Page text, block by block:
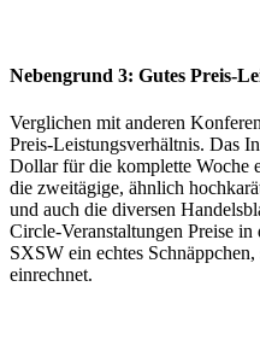
Nebengrund 3: Gutes Preis-
Verglichen mit anderen
Preis-Leistungsverhältnis. Das
Dollar für die komplette Woche
die zweitägige, ähnlich
und auch die diversen
Circle-Veranstaltungen Preise
SXSW ein echtes
einrechnet.